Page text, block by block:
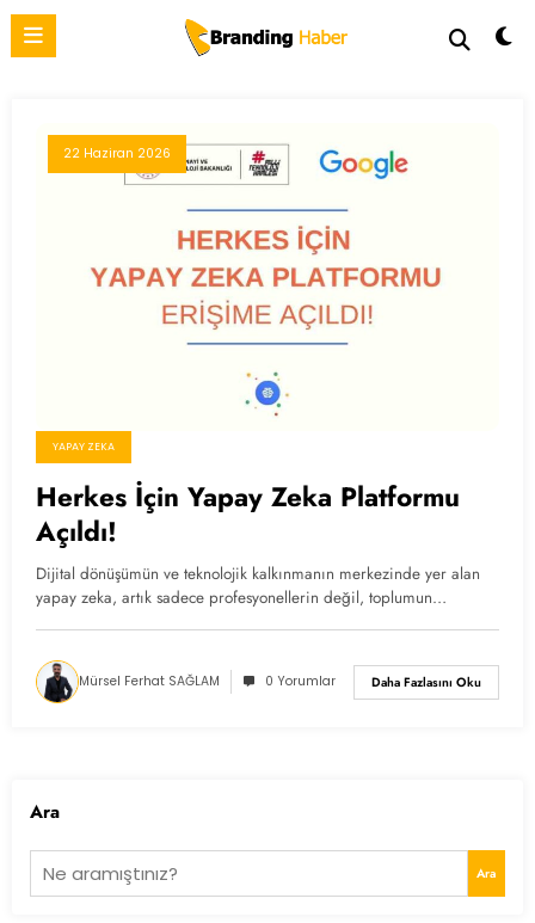
İçeriğe
22 Haziran 2026
YAPAY ZEKA
Herkes İçin Yapay Zeka Platformu
Açıldı!
Dijital dönüşümün ve teknolojik kalkınmanın merkezinde yer alan
yapay zeka, artık sadece profesyonellerin değil, toplumun…
Mürsel Ferhat SAĞLAM 0 Yorumlar Daha Fazlasını Oku
Ara
Ara